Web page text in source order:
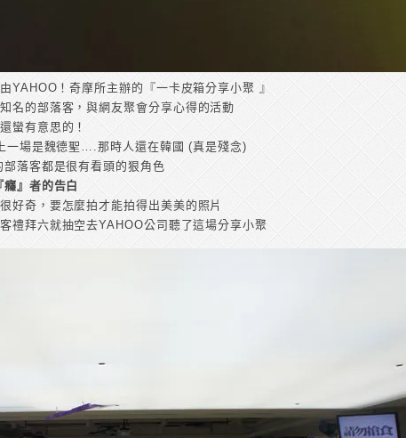
YAHOO！奇摩所主辦的『一卡皮箱分享小聚 』
名的部落客，與網友聚會分享心得的活動
蠻有意思的！
一場是魏德聖….那時人還在韓國 (真是殘念)
落客都是很有看頭的狠角色
癮』者的告白
好奇，要怎麼拍才能拍得出美美的照片
禮拜六就抽空去YAHOO公司聽了這場分享小聚